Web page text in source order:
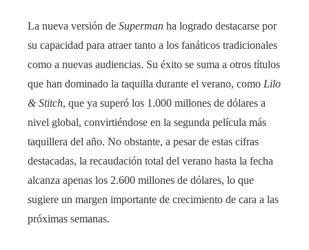
La nueva versión de Superman ha logrado destacarse por
su capacidad para atraer tanto a los fanáticos tradicionales
como a nuevas audiencias. Su éxito se suma a otros títulos
que han dominado la taquilla durante el verano, como Lilo
& Stitch, que ya superó los 1.000 millones de dólares a
nivel global, convirtiéndose en la segunda película más
taquillera del año. No obstante, a pesar de estas cifras
destacadas, la recaudación total del verano hasta la fecha
alcanza apenas los 2.600 millones de dólares, lo que
sugiere un margen importante de crecimiento de cara a las
próximas semanas.